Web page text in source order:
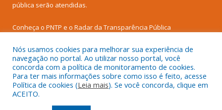
pública serão atendidas.
Conheça o PNTP e o Radar da Transparência Pública
Todos os direitos reservados a Prefeitura Municipal de Senador
José Porfírio.
Nós usamos cookies para melhorar sua experiência de
navegação no portal. Ao utilizar nosso portal, você
concorda com a política de monitoramento de cookies.
Para ter mais informações sobre como isso é feito, acesse
Política de cookies (Leia mais). Se você concorda, clique em
ACEITO.